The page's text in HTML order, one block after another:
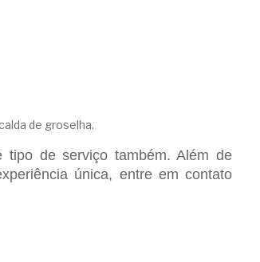
de groselha.
tipo de serviço também. Além de
única, entre em contato